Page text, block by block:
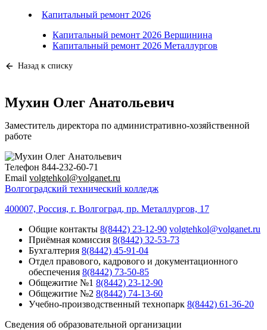
Капитальный ремонт 2026
Капитальный ремонт 2026 Вершинина
Капитальный ремонт 2026 Металлургов
Назад к списку
Мухин Олег Анатольевич
Заместитель директора по административно-хозяйственной
работе
Телефон 844-232-60-71
Email volgtehkol@volganet.ru
Волгоградский технический колледж
400007, Россия, г. Волгоград, пр. Металлургов, 17
Общие контакты 8(8442) 23-12-90 volgtehkol@volganet.ru
Приёмная комиссия 8(8442) 32-53-73
Бухгалтерия 8(8442) 45-91-04
Отдел правового, кадрового и документационного
обеспечения 8(8442) 73-50-85
Общежитие №1 8(8442) 23-12-90
Общежитие №2 8(8442) 74-13-60
Учебно-производственный технопарк 8(8442) 61-36-20
Сведения об образовательной организации